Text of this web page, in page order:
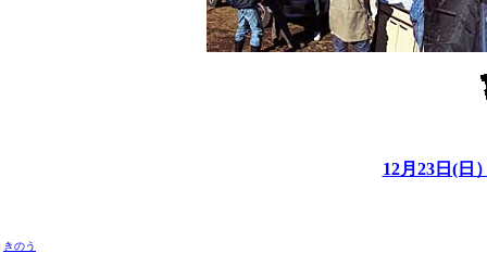
12月23日(日
きのう